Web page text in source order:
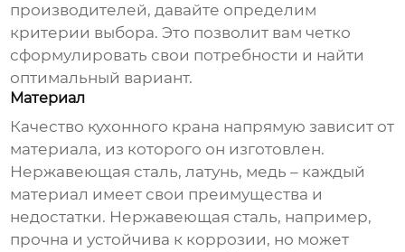
производителей, давайте определим
критерии выбора. Это позволит вам четко
сформулировать свои потребности и найти
оптимальный вариант.
Материал
Качество кухонного крана напрямую зависит от
материала, из которого он изготовлен.
Нержавеющая сталь, латунь, медь – каждый
материал имеет свои преимущества и
недостатки. Нержавеющая сталь, например,
прочна и устойчива к коррозии, но может